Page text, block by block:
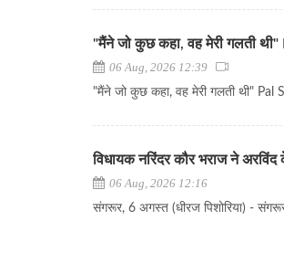
"मैंने जो कुछ कहा, वह मेरी गलती थी"
06 Aug, 2026 12:39
"मैंने जो कुछ कहा, वह मेरी गलती थी" Pal
विधायक नरिंदर कौर भराज ने
06 Aug, 2026 12:16
संगरूर, 6 अगस्त (धीरज पिशोरिया) -